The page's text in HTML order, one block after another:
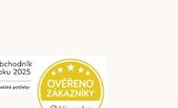
Security